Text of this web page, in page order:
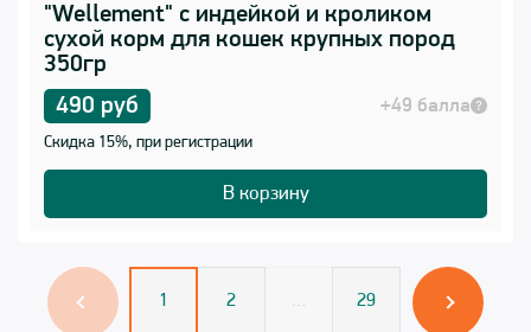
"Wellement" с индейкой и кроликом
сухой корм для кошек крупных пород
350гр
490 руб
+49 балла
Скидка 15%, при регистрации
В корзину
1 2 … 29